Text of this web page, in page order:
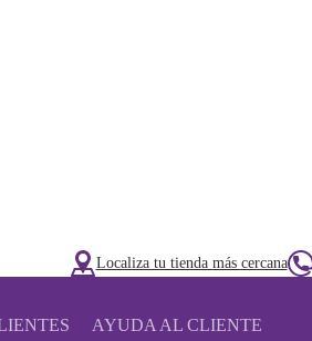
Localiza tu tienda más cercana
AYUDA AL CLIENTE